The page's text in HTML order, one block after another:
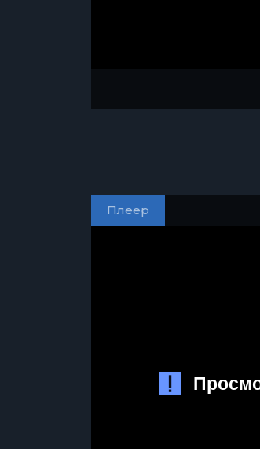
Плеер